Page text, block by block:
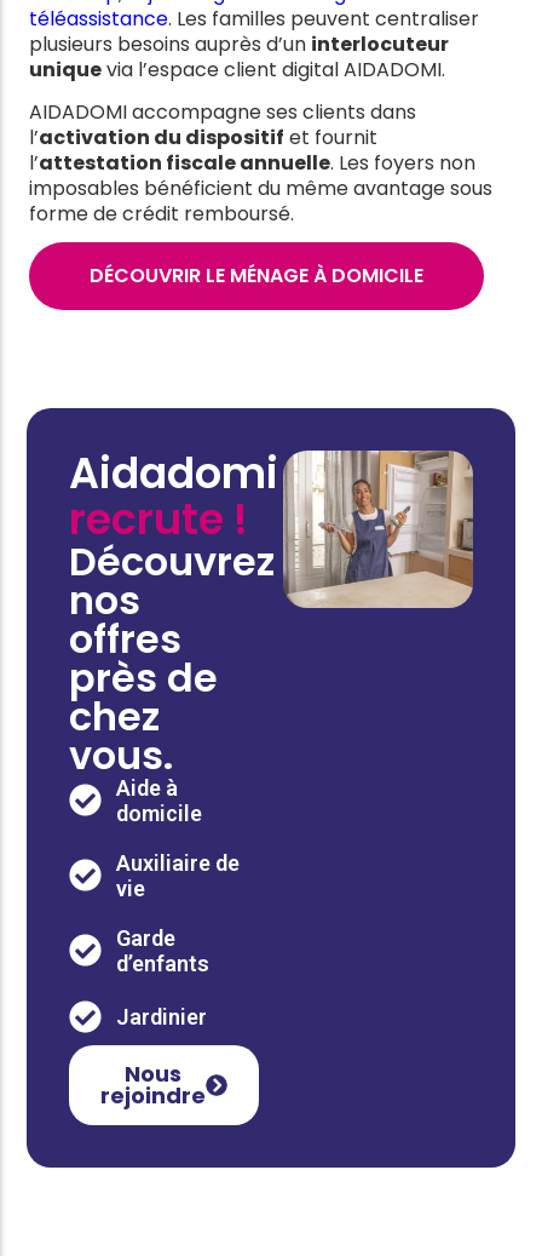
téléassistance. Les familles peuvent centraliser
plusieurs besoins auprès d’un interlocuteur
uniquevia l’espace client digital AIDADOMI.
AIDADOMI accompagne ses clients dans
l’activation du dispositif et fournit
l’attestation fiscale annuelle. Les foyers non
imposables bénéficient du même avantage sous
forme de crédit remboursé.
DÉCOUVRIR LE MÉNAGE À DOMICILE
Aidadomi
recrute !
Découvrez
nos
offres
près de
chez
vous.
Aide à
domicile
Auxiliaire de
vie
Garde
d’enfants
Jardinier
Nous
rejoindre